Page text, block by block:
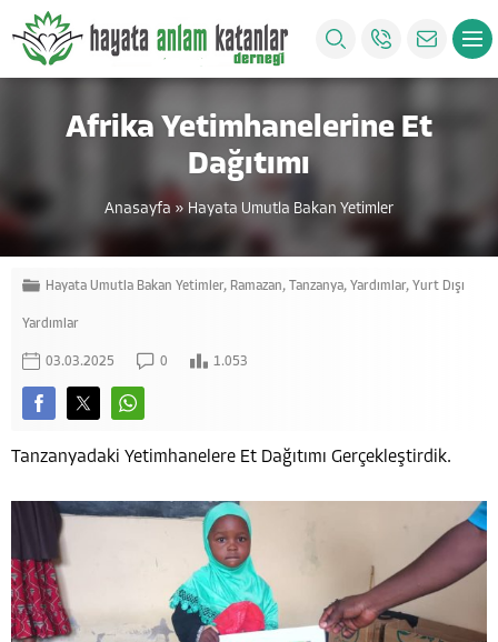
Afrika Yetimhanelerine Et
Dağıtımı
Anasayfa » Hayata Umutla Bakan Yetimler
Hayata Umutla Bakan Yetimler, Ramazan, Tanzanya, Yardımlar, Yurt Dışı
Yardımlar
03.03.2025 0 1.053
Tanzanyadaki Yetimhanelere Et Dağıtımı Gerçekleştirdik.